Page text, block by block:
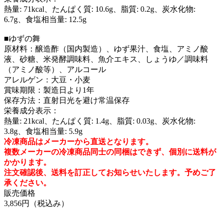
熱量: 71kcal、たんぱく質: 10.6g、脂質: 0.2g、炭水化物:
6.7g、食塩相当量: 12.5g
■ゆずの舞
原材料：醸造酢（国内製造）、ゆず果汁、食塩、アミノ酸
液、砂糖、米発酵調味料、魚介エキス、しょうゆ／調味料
（アミノ酸等）、アルコール
アレルゲン：大豆・小麦
賞味期限：製造日より1年
保存方法：直射日光を避け常温保存
栄養成分表示：
熱量: 21kcal、たんぱく質: 1.4g、脂質: 0.03g、炭水化物:
3.8g、食塩相当量: 5.9g
冷凍商品はメーカーから直送となります。
複数メーカーの冷凍商品同士の同梱はできず、個別に送料が
かかります。
注文確認後、送料を訂正してお知らせいたします。予めご了
承ください。
販売価格
3,856円
（税込み）